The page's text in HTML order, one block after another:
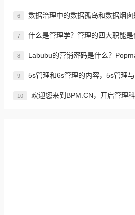
6 数据治理中的数据孤岛和数据烟囱是什么
7 什么是管理学？管理的四大职能是什么？管理者的横向纵
8 Labubu的营销密码是什么？Popmart为什么能
9 5s管理和6s管理的内容，5s管理
10 欢迎您来到BPM.CN，开启管理科学与科技创新之